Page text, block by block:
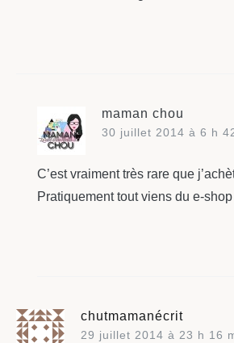
maman chou
30 juillet 2014 à 6 h
C’est vraiment très rare que
Pratiquement tout viens du e-shop
chutmamanécrit
29 juillet 2014 à 23 h 16